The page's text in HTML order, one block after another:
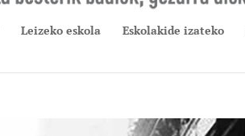
Leizeko eskola Eskolakide izateko